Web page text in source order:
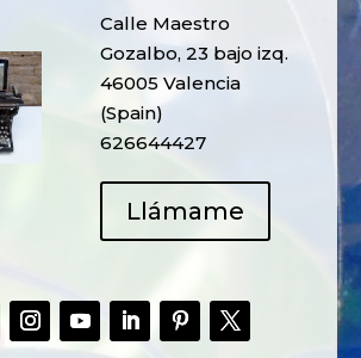
Calle Maestro
Gozalbo, 23 bajo izq.
46005 Valencia
(Spain)
626644427
Llámame